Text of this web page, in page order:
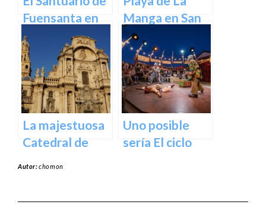
Fuensanta en
Murcia: Un
Lugar de
Devoción y
Belleza Natural
Manga en San
Javier –
Cartagena
La majestuosa
Catedral de
Uno posible
sería El ciclo
Autor:chomon